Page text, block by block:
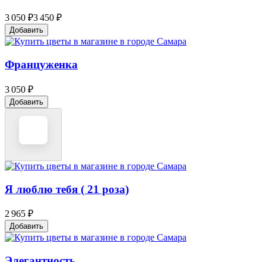
3 050 ₽3 450 ₽
Добавить
Француженка
3 050 ₽
Добавить
Я люблю тебя ( 21 роза)
2 965 ₽
Добавить